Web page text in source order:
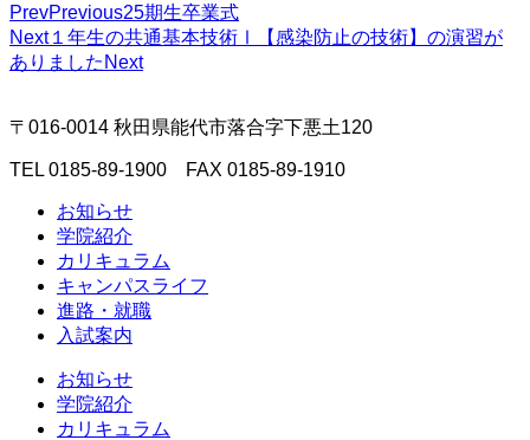
PrevPrevious25期生卒業式
Next１年生の共通基本技術Ⅰ【感染防止の技術】の演習が
ありました Next
〒016-0014 秋田県能代市落合字下悪土120
TEL 0185-89-1900 FAX 0185-89-1910
お知らせ
学院紹介
カリキュラム
キャンパスライフ
進路・就職
入試案内
お知らせ
学院紹介
カリキュラム